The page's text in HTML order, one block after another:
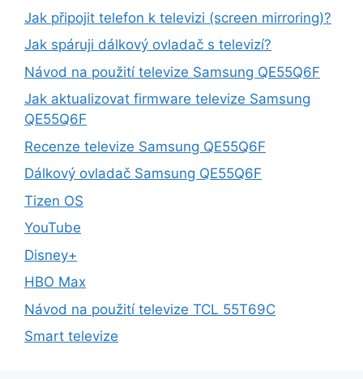
Jak připojit telefon k televizi (screen mirroring)?
Jak spáruji dálkový ovladač s televizí?
Návod na použití televize Samsung QE55Q6F
Jak aktualizovat firmware televize Samsung
QE55Q6F
Recenze televize Samsung QE55Q6F
Dálkový ovladač Samsung QE55Q6F
Tizen OS
YouTube
Disney+
HBO Max
Návod na použití televize TCL 55T69C
Smart televize